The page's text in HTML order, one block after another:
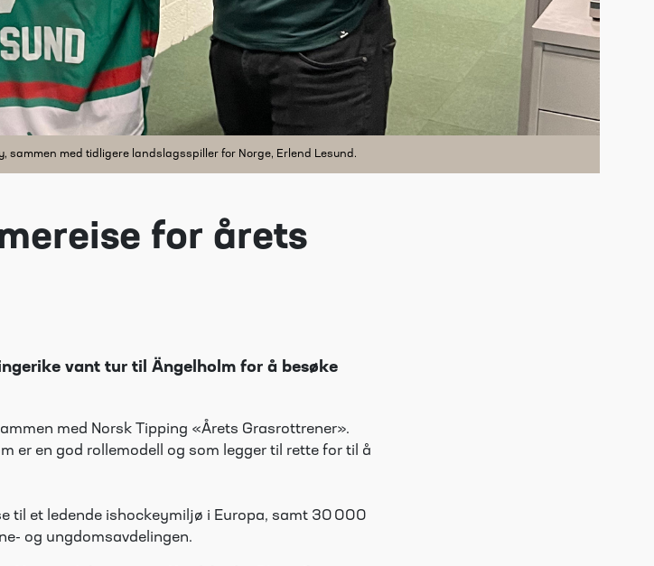
sammen med tidligere landslagsspiller for Norge, Erlend Lesund.
for årets
vant tur til Ängelholm for å besøke
med Norsk Tipping «Årets Grasrottrener».
er en god rollemodell og som legger til rette for til å
til et ledende ishockeymiljø i Europa, samt 30 000
og ungdomsavdelingen.